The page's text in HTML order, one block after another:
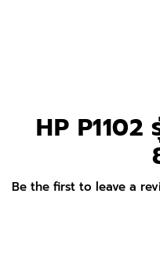
HP P1102
Be the first to leave a